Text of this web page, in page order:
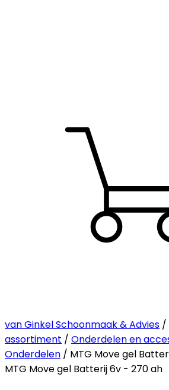
van Ginkel Schoonmaak & Advies /
assortiment / Onderdelen en
Onderdelen / MTG Move gel
MTG Move gel Batterij 6v - 270 ah